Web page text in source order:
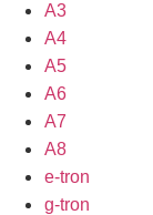
A3
A4
A5
A6
A7
A8
e-tron
g-tron